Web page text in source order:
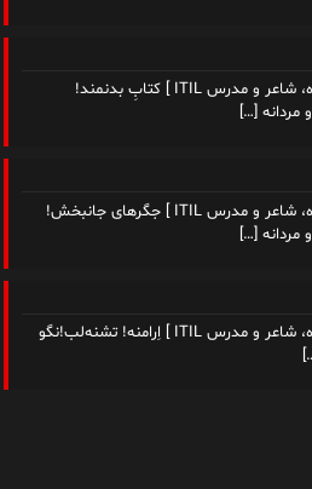
هادی احمدی (سروش): [ نویسنده، شاعر و مدرس ITIL ] کتابِ بدنمند!
[…]
هادی احمدی (سروش): [ نویسنده، شاعر و مدرس ITIL ] جگرهای جانبخش!
[…]
هادی احمدی (سروش): [ نویسنده، شاعر و مدرس ITIL ] اِرامنه! تشنه‌لب!نگو